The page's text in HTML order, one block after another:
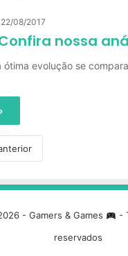
22/08/2017
Confira nossa
evolução se
- Gamers & Games
-
reservados